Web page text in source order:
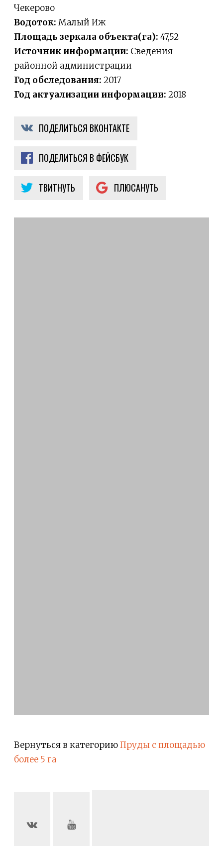
Чекерово
Водоток: Малый Иж
Площадь зеркала объекта(га): 47,52
Источник информации: Сведения
районной администрации
Год обследования: 2017
Год актуализации информации: 2018
ПОДЕЛИТЬСЯ ВКОНТАКТЕ
ПОДЕЛИТЬСЯ В ФЕЙСБУК
ТВИТНУТЬ ПЛЮСАНУТЬ
Вернуться в категориюПруды с площадью
более 5 га